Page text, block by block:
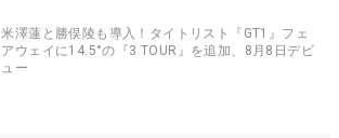
米澤蓮と勝俣陵も導入！タイトリスト『GT1』フェ
アウェイに14.5°の『3 TOUR』を追加、8月8日デビ
ュー